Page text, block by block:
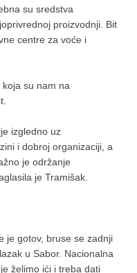
su sredstva
proizvodnji. Bit
centre za voće i
su nam na
izgledno uz
i dobroj organizaciji, a
je održanje
je Tramišak.
je gotov, bruse se zadnji
u Sabor. Nacionalna
želimo ići i treba dati